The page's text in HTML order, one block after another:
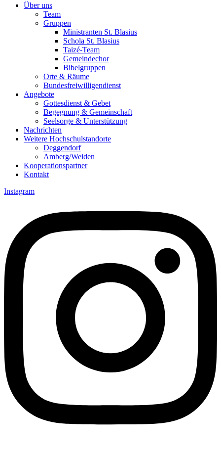
Über uns
Team
Gruppen
Ministranten St. Blasius
Schola St. Blasius
Taizé-Team
Gemeindechor
Bibelgruppen
Orte & Räume
Bundesfreiwilligendienst
Angebote
Gottesdienst & Gebet
Begegnung & Gemeinschaft
Seelsorge & Unterstützung
Nachrichten
Weitere Hochschulstandorte
Deggendorf
Amberg/Weiden
Kooperationspartner
Kontakt
Instagram